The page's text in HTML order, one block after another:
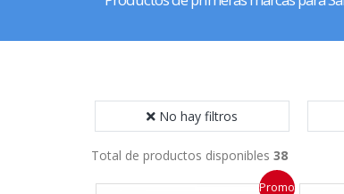
No hay filtros
Total de productos disponibles 38
Promo